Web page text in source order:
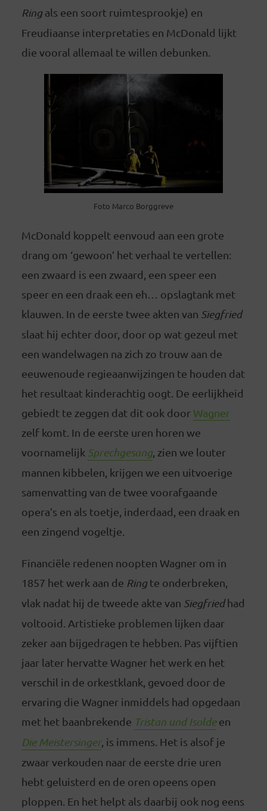
Ringals een soort ruimtesprookje) en
Freudiaanse interpretaties en McDonald lijkt
die vooral allemaal te willen debunken.
Foto Marco Borggreve
McDonald koppelt eenvoud aan een grote
drang om ‘gewoon’ het verhaal te vertellen:
een zwaard is een zwaard, een speer een
speer en een draak een eh… opslagtank met
klauwen. In de eerste twee akten van Siegfried
slaat hij echter door, door op wat gezeul met
een wandelwagen na zich zo trouw aan de
eeuwenoude regieaanwijzingen te houden dat
het resultaat kinderachtig oogt. De eerlijkheid
gebiedt te zeggen dat dit ook door Wagner
zelf komt. In de eerste uren horen we
voornamelijk Sprechgesang, zien we louter
mannen kibbelen, krijgen we een uitvoerige
samenvatting van de twee voorafgaande
opera’s en als toetje, inderdaad, een draak en
een zingend vogeltje.
Financiële redenen noopten Wagner om in
1857 het werk aan de Ringte onderbreken,
vlak nadat hij de tweede akte van Siegfriedhad
voltooid. Artistieke problemen lijken daar
zeker aan bijgedragen te hebben. Pas vijftien
jaar later hervatte Wagner het werk en het
verschil in de orkestklank, gevoed door de
ervaring die Wagner inmiddels had opgedaan
met het baanbrekende Tristan und Isolde en
Die Meistersinger, is immens. Het is alsof je
zwaar verkouden naar de eerste drie uren
hebt geluisterd en de oren opeens open
ploppen. En het helpt als daarbij ook nog eens